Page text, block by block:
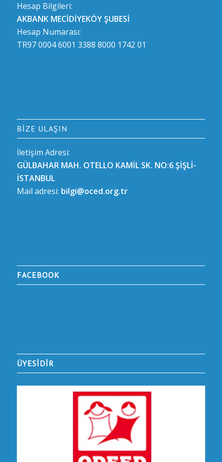
Hesap Bilgileri:
AKBANK MECİDİYEKÖY ŞUBESİ
Hesap Numarası:
TR97 0004 6001 3388 8000 1742 01
BIZE ULAŞIN
İletişim Adresi:
GÜLBAHAR MAH. OTELLO KAMİL SK. NO:6 ŞİŞLİ-
İSTANBUL
Mail adresi: bilgi@oced.org.tr
FACEBOOK
ÜYESİDİR